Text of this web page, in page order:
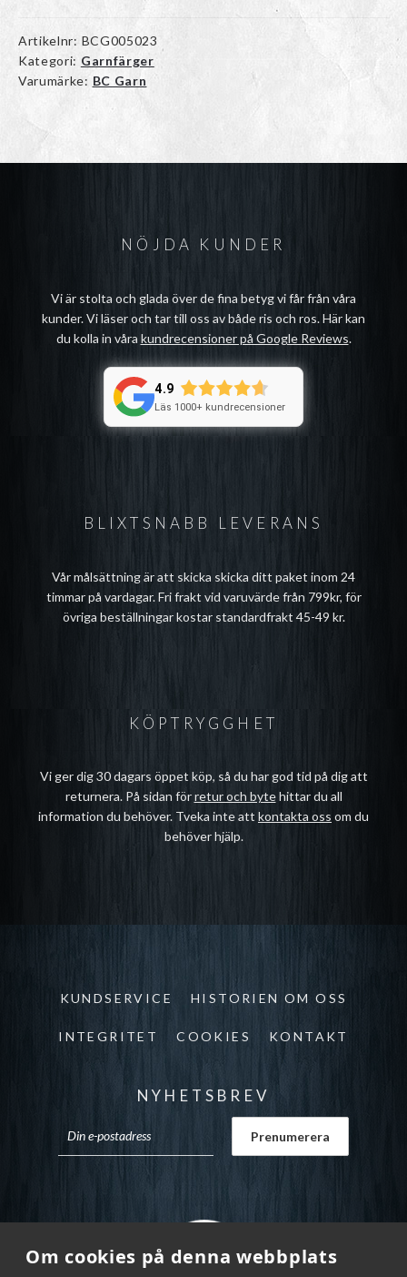
Om cookies på denna webbplats
Artikelnr: BCG005023
Kategori: Garnfärger
Varumärke: BC Garn
BLIXTSNABB LEVERANS
Vår målsättning är att skicka skicka ditt paket inom 24
timmar på vardagar. Fri frakt vid varuvärde från 799kr, för
övriga beställningar kostar standardfrakt 45-49 kr.
NÖJDA KUNDER
Vi är stolta och glada över de fina betyg vi får från våra
kunder. Vi läser och tar till oss av både ris och ros. Här kan
du kolla in våra kundrecensioner på Google Reviews.
4.9
Läs 1000+ kundrecensioner
KÖPTRYGGHET
Vi ger dig 30 dagars öppet köp, så du har god tid på dig att
returnera. På sidan förretur och bytehittar du all
information du behöver. Tveka inte att kontakta oss om du
behöver hjälp.
KUNDSERVICE HISTORIEN OM OSS
INTEGRITET COOKIES KONTAKT
NYHETSBREV